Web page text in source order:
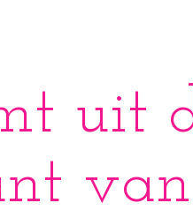
uit